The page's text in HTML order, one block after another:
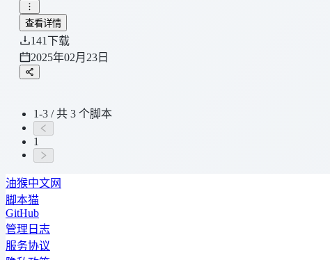
查看详情
141下载
2025年02月23日
1-3 / 共 3 个脚本
1
油猴中文网
脚本猫
GitHub
管理日志
服务协议